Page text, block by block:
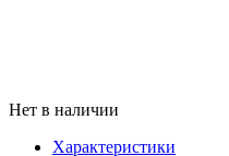
Нет в наличии
Характеристики